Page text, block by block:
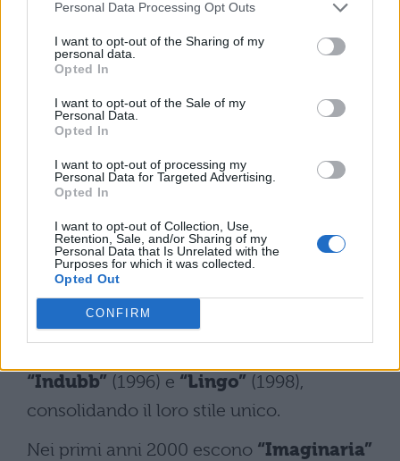
Personal Data Processing Opt Outs
I want to opt-out of the Sharing of my
personal data.
Opted In
I want to opt-out of the Sale of my
Personal Data.
Opted In
I want to opt-out of processing my
Personal Data for Targeted Advertising.
Opted In
I want to opt-out of Collection, Use,
Retention, Sale, and/or Sharing of my
Personal Data that Is Unrelated with the
Purposes for which it was collected.
Opted Out
CONFIRM
Discografia
La produzione discografica degli
Almamegretta è ricca e variegata,
spaziando oltre tre decenni di
nel 1993 con“Animamigrante”
, album che
miglior debutto. Nel 1995 pubblicano
“Sanacore”, l’opera che celebrano nel tour
2025 per il suo 30° anniversario,
considerata una pietra miliare della loro
“Indubb” (1996) e “Lingo” (1998),
consolidando il loro stile unico.
Nei primi anni 2000 escono “Imaginaria”